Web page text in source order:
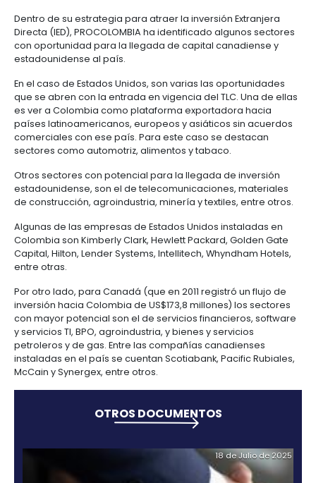
Software
&
TI
comercio
exterior
de
zonas
francas
Las zonas francas en Colombia cuentan con un
competitivo y ofrece beneficios a los inversionistas
extranjeros, entre ellos un impuesto de renta del
mercado local sin restricciones y la exención de
Además, existen alrededor de cuatro millones de
cuadrados disponibles para empresas extranjeras
quieran instalarse en las zonas francas
localizadas en los departamentos de Atlántico,
Guajira, Magdalena, Cundinamarca, Boyacá,
Antioquia, Risaralda, Caldas, Quindío, Valle del
Cauca y Norte de Santander, los cuales ofrecen
con alto valor agregado para la inversión
Oportunidades de inversión
Dentro de su estrategia para atraer la inversión
Directa (IED), PROCOLOMBIA ha identificado
con oportunidad para la llegada de capital
estadounidense al país.
En el caso de Estados Unidos, son varias las
es ver a Colombia como plataforma exportadora
países latinoamericanos, europeos y asiáticos sin
comerciales con ese país. Para este caso se
sectores como automotriz, alimentos y tabaco.